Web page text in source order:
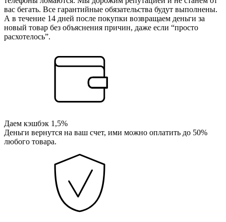
вас бегать. Все гарантийные обязательства будут выполнены.
А в течение 14 дней после покупки возвращаем деньги за
новый товар без объяснения причин, даже если “просто
расхотелось”.
Даем кэшбэк 1,5%
Деньги вернутся на ваш счет, ими можно оплатить до 50%
любого товара.